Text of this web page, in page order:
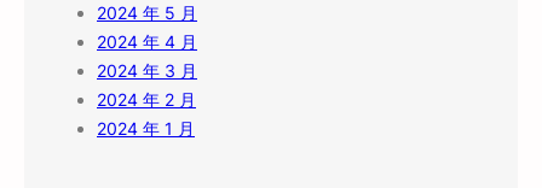
2024 年 5 月
2024 年 4 月
2024 年 3 月
2024 年 2 月
2024 年 1 月